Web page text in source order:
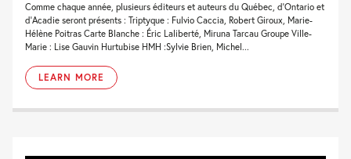
Comme chaque année, plusieurs éditeurs et auteurs du Québec, d'Ontario et
d'Acadie seront présents : Triptyque : Fulvio Caccia, Robert Giroux, Marie-
Hélène Poitras Carte Blanche : Éric Laliberté, Miruna Tarcau Groupe Ville-
Marie : Lise Gauvin Hurtubise HMH :Sylvie Brien, Michel...
LEARN MORE